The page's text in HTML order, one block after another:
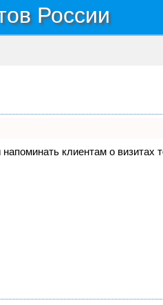
России
напоминать клиентам о